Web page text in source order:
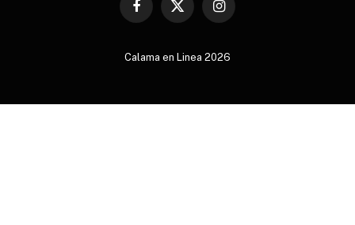
Facebook
X
Instagram
Calama en Linea 2026